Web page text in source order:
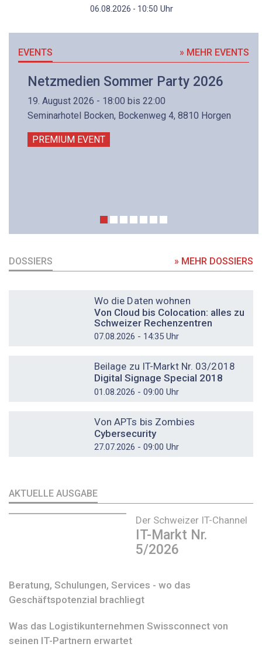
06.08.2026 - 10:50 Uhr
EVENTS » MEHR EVENTS
Netzmedien Sommer Party 2026
19. August 2026 - 18:00 bis 22:00
Seminarhotel Bocken, Bockenweg 4, 8810 Horgen
PREMIUM EVENT
DOSSIERS » MEHR DOSSIERS
Wo die Daten wohnen
Von Cloud bis Colocation: alles zu
Schweizer Rechenzentren
07.08.2026 - 14:35 Uhr
Beilage zu IT-Markt Nr. 03/2018
Digital Signage Special 2018
01.08.2026 - 09:00 Uhr
Von APTs bis Zombies
Cybersecurity
27.07.2026 - 09:00 Uhr
AKTUELLE AUSGABE
Der Schweizer IT-Channel
IT-Markt Nr.
5/2026
Beratung, Schulungen, Services - wo das
Geschäftspotenzial brachliegt
Was das Logistikunternehmen Swissconnect von
seinen IT-Partnern erwartet